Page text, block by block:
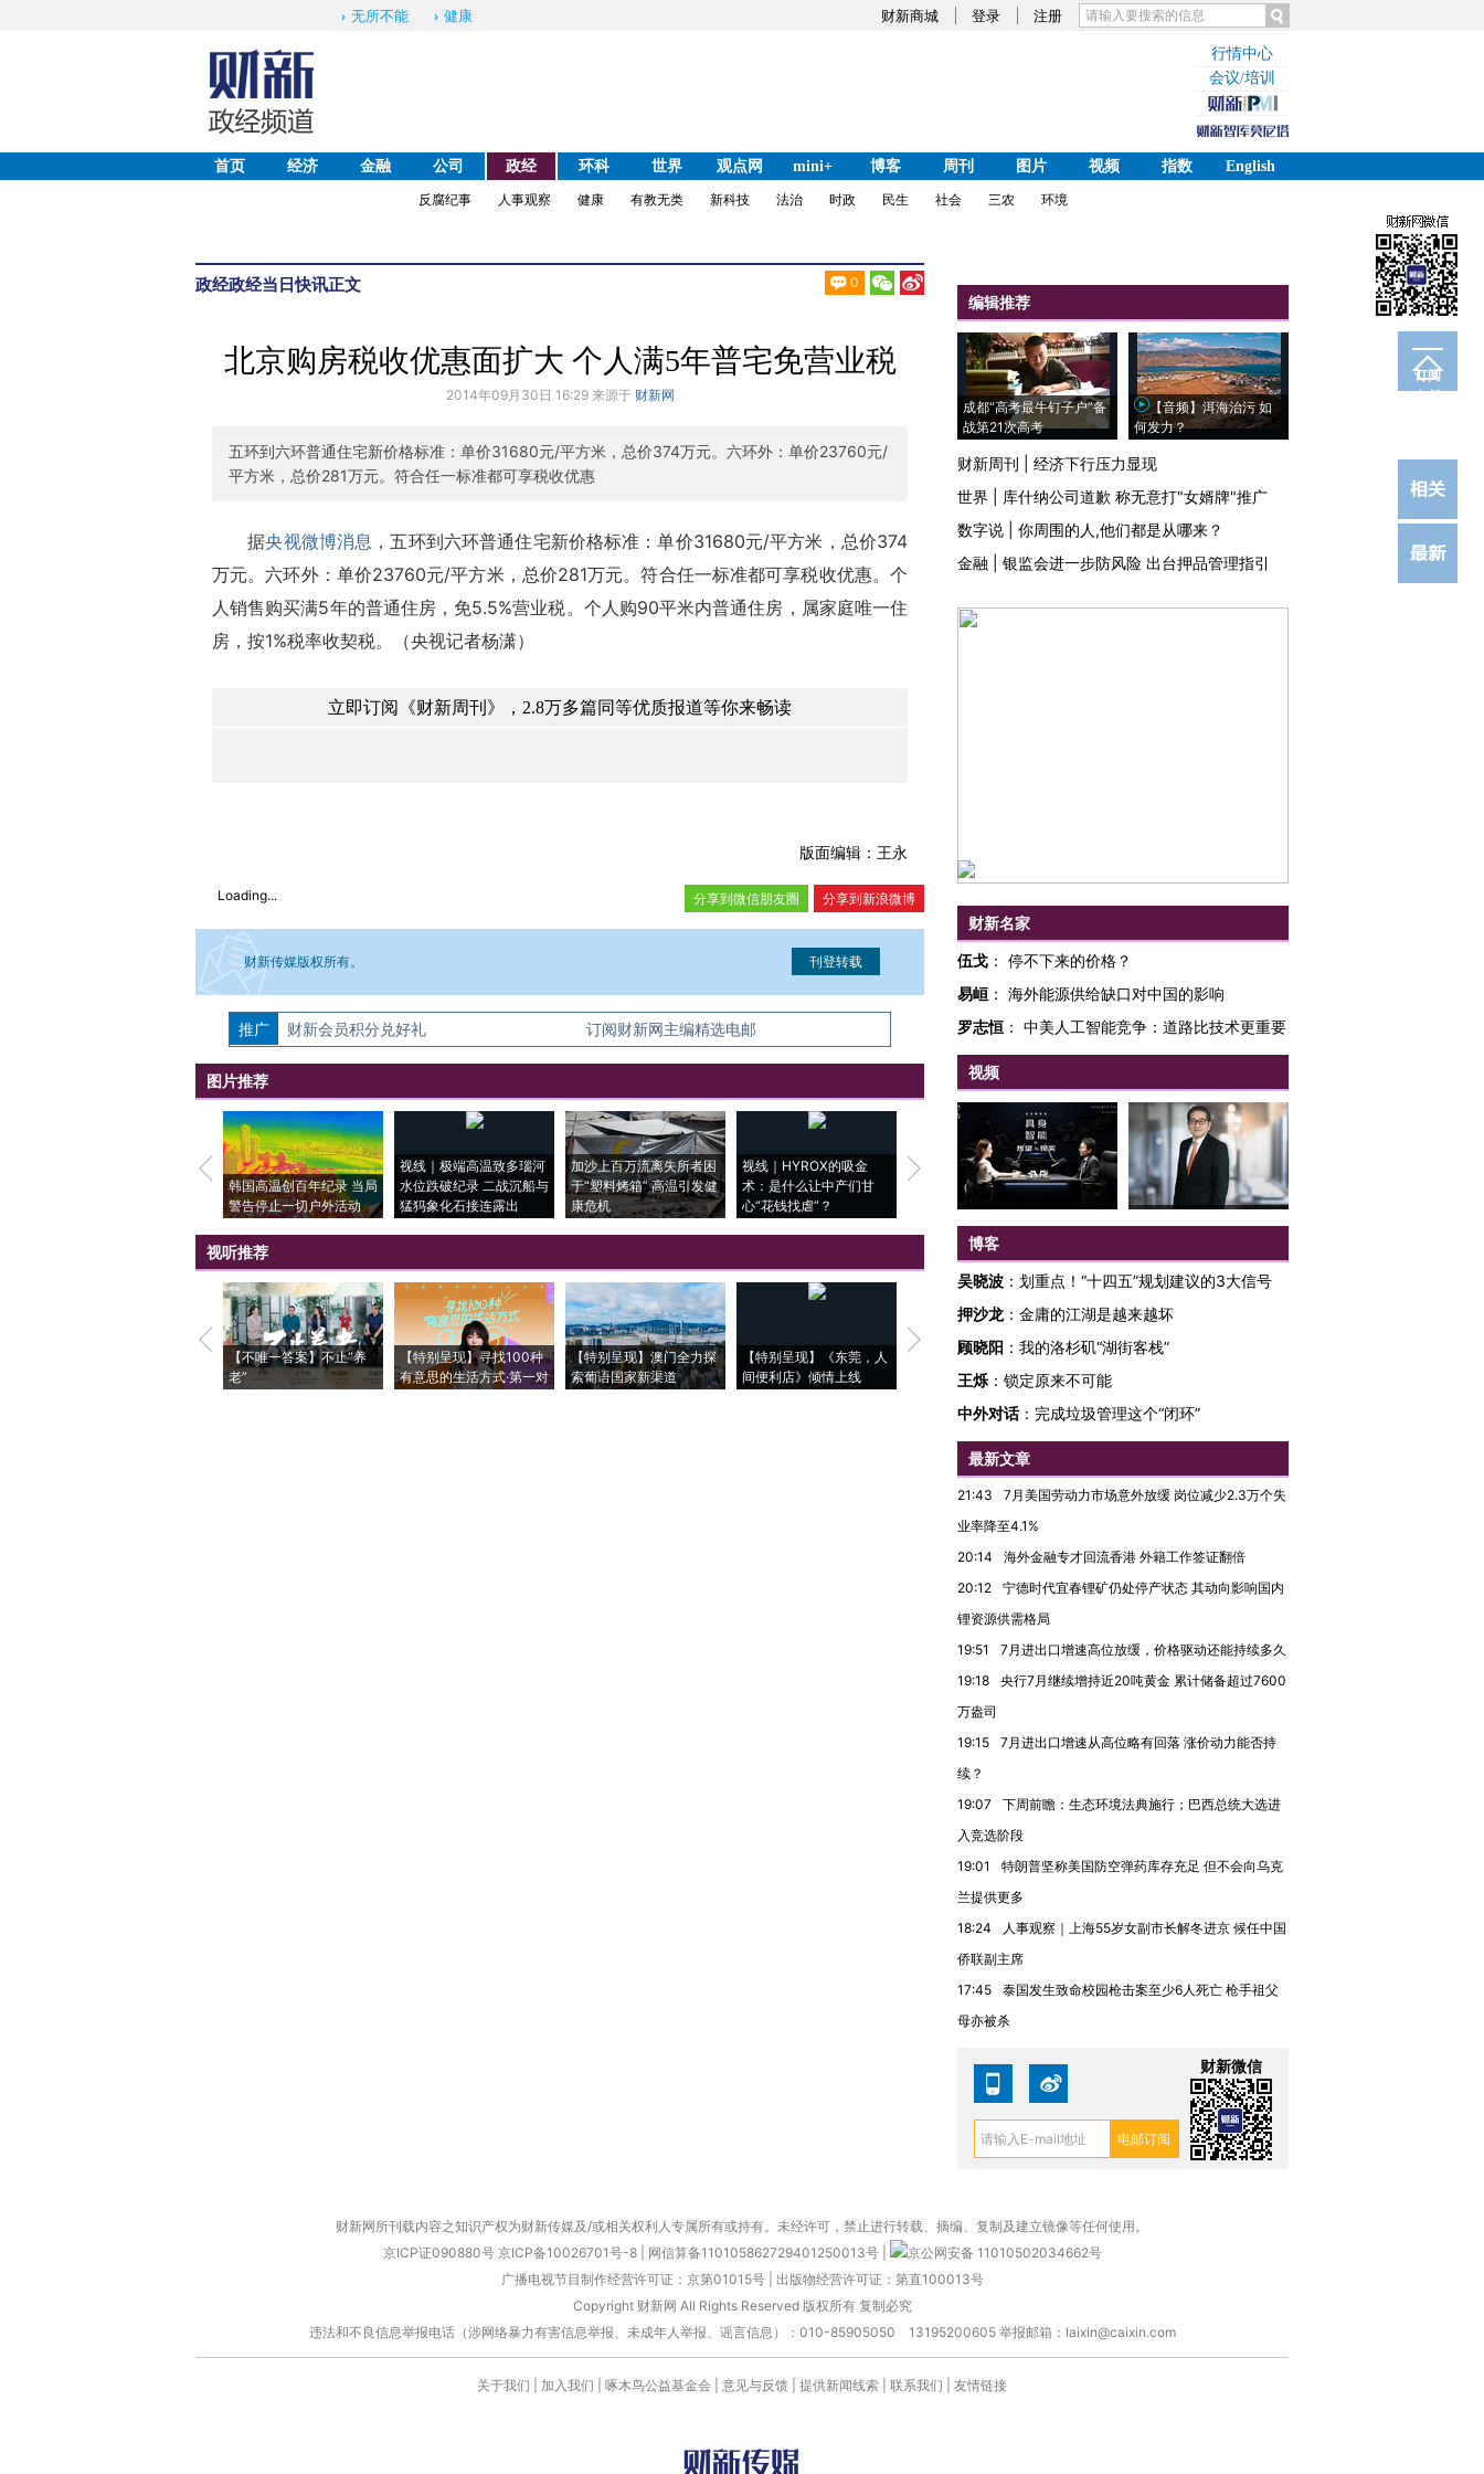
财新商城 登录 注册
无所不能 健康
行情中心
会议/培训
首页 经济 金融 公司 政经 环科 世界 观点网 mini+ 博客 周刊 图片 视频 指数
English
反腐纪事
人事观察 健康 有教无类 新科技 法治 时政 民生 社会 三农 环境
政经政经当日快讯正文 0
订阅
电邮
北京购房税收优惠面扩大 个人满5年普宅免营业税
2014年09月30日 16:29 来源于 财新网
五环到六环普通住宅新价格标准：单价31680元/平方米，总价374万元。六环外：单价23760元/
平方米，总价281万元。符合任一标准都可享税收优惠
据央视微博消息 ，五环到六环普通住宅新价格标准：单价31680元/平方米，总价374
万元。六环外：单价23760元/平方米，总价281万元。符合任一标准都可享税收优惠。个
人销售购买满5年的普通住房，免5.5%营业税。个人购90平米内普通住房，属家庭唯一住
房，按1%税率收契税。（央视记者杨潇）
立即订阅《财新周刊》，2.8万多篇同等优质报道等你来畅读
版面编辑：王永
Loading... 分享到新浪微博
分享到微信朋友圈
财新传媒版权所有。
如需刊登转载请点击右侧按钮，提交相关信息。经确认即可刊登转载。
推广 财新会员积分兑好礼 订阅财新网主编精选电邮
图片推荐
韩国高温创百年纪录 当局
警告停止一切户外活动
视线｜极端高温致多瑙河
水位跌破纪录 二战沉船与
猛犸象化石接连露出
加沙上百万流离失所者困
于“塑料烤箱” 高温引发健
康危机
视线｜HYROX的吸金
术：是什么让中产们甘
心“花钱找虐”？
马航飞行员跨国走私7万
粒摇头丸 尿检体内含3种
视线｜被称为“蟑螂”的印
度Z世代 用街头抗争将教
育部长拱下台
视线｜“入侵”还是“人道危
机”？难民潮撕裂西班牙
飞地休达
视听推荐
【不唯一答案】不止“养
老”
【特别呈现】寻找100种
有意思的生活方式·第一对
【特别呈现】澳门全力探
索葡语国家新渠道
【特别呈现】《东莞，人
间便利店》倾情上线
【推广】走进第四届链博
会，让数智科技“链”接产
【特别呈现】寻找100种
有意思的生活方式·第三对
编辑推荐
成都“高考最牛钉子户”备
战第21次高考
【音频】洱海治污 如
何发力？
财新周刊
经济下行压力显现
世界
库什纳公司道歉 称无意打"女婿牌"推广
数字说
你周围的人,他们都是从哪来？
金融
银监会进一步防风险 出台押品管理指引
财新名家
伍戈 ： 停不下来的价格？
易峘 ： 海外能源供给缺口对中国的影响
罗志恒 ： 中美人工智能竞争：道路比技术更重要
视频
博客
吴晓波 ： 划重点！“十四五”规划建议的3大信号
押沙龙 ： 金庸的江湖是越来越坏
顾晓阳 ： 我的洛杉矶“湖街客栈”
王烁 ： 锁定原来不可能
中外对话： 完成垃圾管理这个“闭环”
最新文章
21:43
7月美国劳动力市场意外放缓 岗位减少2.3万个失
业率降至4.1%
20:14
海外金融专才回流香港 外籍工作签证翻倍
20:12
宁德时代宜春锂矿仍处停产状态 其动向影响国内
锂资源供需格局
19:51
7月进出口增速高位放缓，价格驱动还能持续多久
19:18
央行7月继续增持近20吨黄金 累计储备超过7600
万盎司
19:15
7月进出口增速从高位略有回落 涨价动力能否持
续？
19:07
下周前瞻：生态环境法典施行；巴西总统大选进
入竞选阶段
19:01
特朗普坚称美国防空弹药库存充足 但不会向乌克
兰提供更多
18:24
人事观察｜上海55岁女副市长解冬进京 候任中国
侨联副主席
17:45
泰国发生致命校园枪击案至少6人死亡 枪手祖父
母亦被杀
财新微信
财新网所刊载内容之知识产权为财新传媒及/或相关权利人专属所有或持有。未经许可，禁止进行转载、摘编、复制及建立镜像等任何使用。
京ICP证090880号 京ICP备10026701号-8 网信算备110105862729401250013号
京公网安备 11010502034662号
广播电视节目制作经营许可证：京第01015号| 出版物经营许可证：第直100013号
Copyright 财新网 All Rights Reserved 版权所有 复制必究
违法和不良信息举报电话（涉网络暴力有害信息举报、未成年人举报、谣言信息）：010-85905050 13195200605 举报邮箱：laixin@caixin.com
关于我们 加入我们 啄木鸟公益基金会 意见与反馈 提供新闻线索 联系我们 友情链接